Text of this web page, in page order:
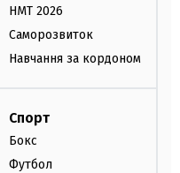
НМТ 2026
Саморозвиток
Навчання за кордоном
Спорт
Бокс
Футбол